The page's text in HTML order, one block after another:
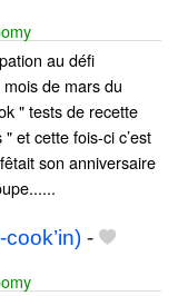
au défi
de mars du
" tests de recette
et cette fois-ci c’est
son anniversaire
-